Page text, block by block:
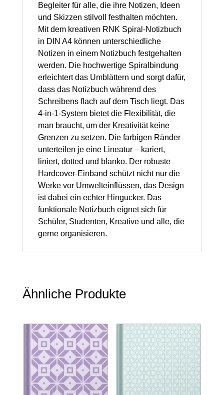
Lineaturen,
Menge
Begleiter für alle, die ihre Notizen, Ideen
und Skizzen stilvoll festhalten möchten.
Mit dem kreativen RNK Spiral-Notizbuch
in DIN A4 können unterschiedliche
Notizen in einem Notizbuch festgehalten
werden. Die hochwertige Spiralbindung
erleichtert das Umblättern und sorgt dafür,
dass das Notizbuch während des
Schreibens flach auf dem Tisch liegt. Das
4-in-1-System bietet die Flexibilität, die
man braucht, um der Kreativität keine
Grenzen zu setzen. Die farbigen Ränder
unterteilen je eine Lineatur – kariert,
liniert, dotted und blanko. Der robuste
Hardcover-Einband schützt nicht nur die
Werke vor Umwelteinflüssen, das Design
ist dabei ein echter Hingucker. Das
funktionale Notizbuch eignet sich für
Schüler, Studenten, Kreative und alle, die
gerne organisieren.
Ähnliche Produkte